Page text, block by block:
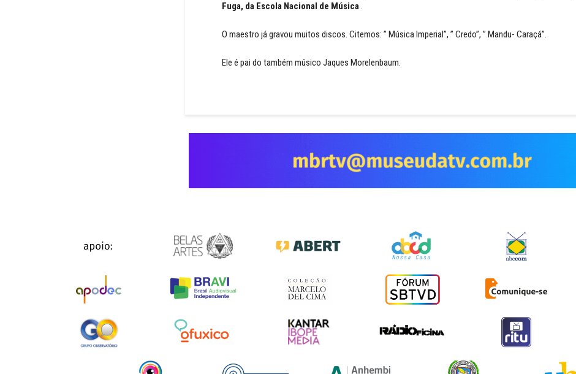
Fuga, da Escola Nacional de Música.
O maestro já gravou muitos discos. Citemos: ” Música Imperial”, ” Credo”, ” Mandu- Caraçá”.
Ele é pai do também músico Jaques Morelenbaum.